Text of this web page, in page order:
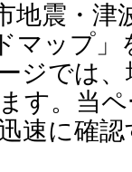
震・津
マップ
ジでは
す。当
速に確